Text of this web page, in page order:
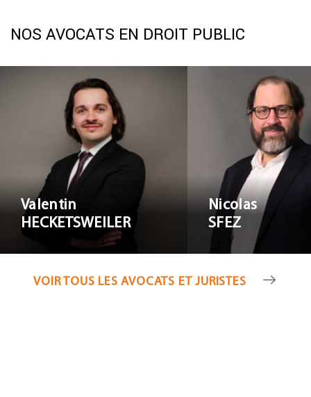
NOS AVOCATS EN DROIT PUBLIC
Valentin
HECKETSWEILER
Valentin
HECKETSWEILER
Nicolas
SFEZ
Nicolas
VOIR TOUS LES AVOCATS ET JURISTES